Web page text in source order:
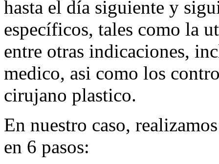
hasta el día siguiente y
específicos, tales como la
entre otras indicaciones,
medico, asi como los
cirujano plastico.
En nuestro caso,
en 6 pasos: